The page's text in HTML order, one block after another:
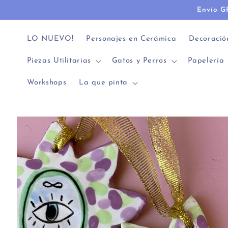
al contenido
Envío
LO NUEVO! Personajes en Cerámica
Piezas Utilitarias Gatos y Perros Papelería
Workshops La que pinta
directamente
a la
información
del producto